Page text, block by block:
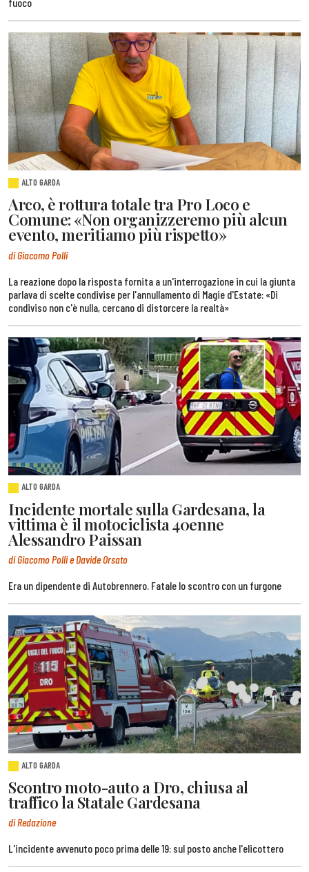
fuoco
ALTO GARDA
Arco, è rottura totale tra Pro Loco e
Comune: «Non organizzeremo più alcun
evento, meritiamo più rispetto»
di Giacomo Polli
La reazione dopo la risposta fornita a un'interrogazione in cui la giunta
parlava di scelte condivise per l'annullamento di Magie d'Estate: «Di
condiviso non c'è nulla, cercano di distorcere la realtà»
ALTO GARDA
Incidente mortale sulla Gardesana, la
vittima è il motociclista 40enne
Alessandro Paissan
di Giacomo Polli e Davide Orsato
Era un dipendente di Autobrennero. Fatale lo scontro con un furgone
ALTO GARDA
Scontro moto-auto a Dro, chiusa al
traffico la Statale Gardesana
di Redazione
L'incidente avvenuto poco prima delle 19: sul posto anche l'elicottero